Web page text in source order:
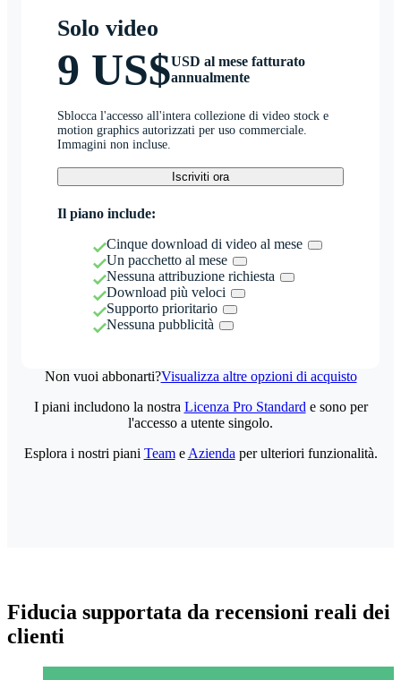
Solo video
9 US$USD al mese fatturato
annualmente
Sblocca l'accesso all'intera collezione di video stock e
motion graphics autorizzati per uso commerciale.
Immagini non incluse.
Iscriviti ora
Il piano include:
Cinque download di video al mese
Un pacchetto al mese
Nessuna attribuzione richiesta
Download più veloci
Supporto prioritario
Nessuna pubblicità
Non vuoi abbonarti?Visualizza altre opzioni di acquisto
I piani includono la nostra Licenza Pro Standard e sono per
l'accesso a utente singolo.
Esplora i nostri piani Teame Azienda per ulteriori funzionalità.
Fiducia supportata da recensioni reali dei
clienti